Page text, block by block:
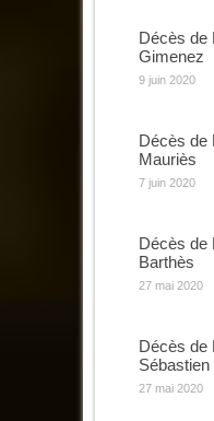
Décès de
Gimenez
9 juin 2020
Décès de
Mauriès
7 juin 2020
Décès de
Barthès
27 mai 2020
Décès de
27 mai 2020